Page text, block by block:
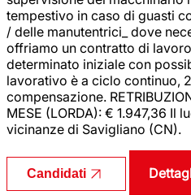
tempestivo in caso di guasti
/ delle manutentrici_ dove
offriamo un contratto di
determinato iniziale con
lavorativo è a ciclo continuo,
compensazione.
MESE (LORDA): € 1.947,36 Il
vicinanze di Savigliano (CN).
Candidati